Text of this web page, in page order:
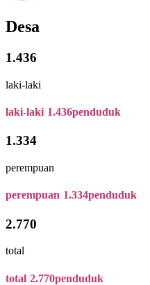
Desa
1.436
laki-laki
laki-laki 1.436penduduk
1.334
perempuan
perempuan 1.334penduduk
2.770
total
total 2.770penduduk